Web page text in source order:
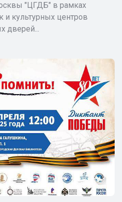
"ЦГДБ" в рамках
и культурных центров
дверей...